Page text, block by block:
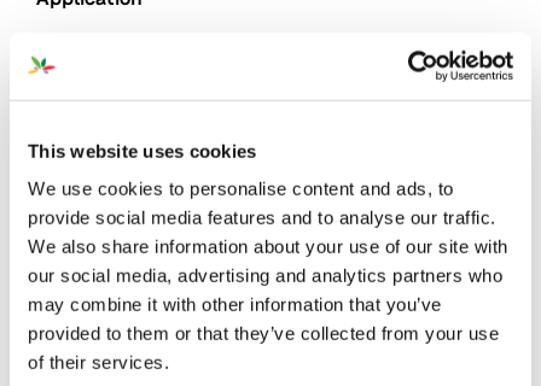
This website uses cookies
We use cookies to personalise content and ads, to
provide social media features and to analyse our traffic.
We also share information about your use of our site with
our social media, advertising and analytics partners who
may combine it with other information that you’ve
provided to them or that they’ve collected from your use
of their services.
Biostimulation
WUE
Certificaciones